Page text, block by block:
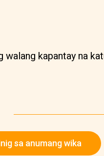
kapantay na
sa anumang wika